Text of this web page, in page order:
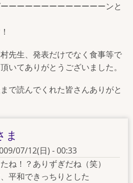
ーーーーーーーーーーーーンと
先生、発表だけでなく食事等で
いてありがとうございました。
で読んでくれた皆さんありがと
ま
07/12(日) - 00:33
ね！？ありずぎだね（笑）
平和できっちりとした